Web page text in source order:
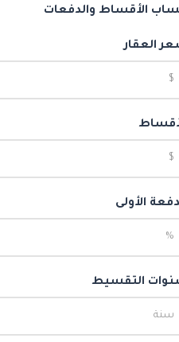
الأقساط والدفعات
العقار
الأولى
التقسيط